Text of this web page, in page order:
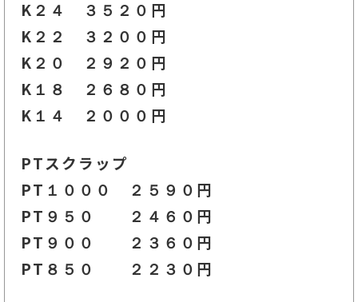
K２４ ３５２０円
K２２ ３２００円
K２０ ２９２０円
K１８ ２６８０円
K１４ ２０００円
PTスクラップ
PT１０００ ２５９０円
PT９５０ ２４６０円
PT９００ ２３６ ０円
PT８５０ ２２３０円